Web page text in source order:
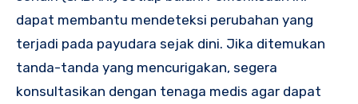
dapat membantu mendeteksi perubahan yang
terjadi pada payudara sejak dini. Jika ditemukan
tanda-tanda yang mencurigakan, segera
konsultasikan dengan tenaga medis agar dapat